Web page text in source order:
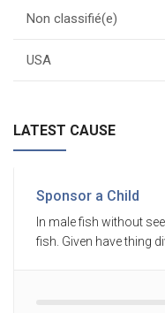
CONTACT
Non classifié(e)
USA
LATEST CAUSE
Sponsor a Child
In male fish without
fish. Given have thing